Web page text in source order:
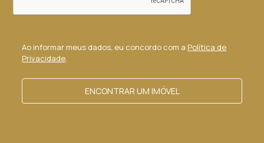
Ao informar meus dados, eu concordo com a Política de
Privacidade.
ENCONTRAR UM IMÓVEL